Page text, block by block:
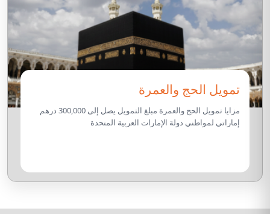
تمويل الحج والعمرة
مزايا تمويل الحج والعمرة مبلغ التمويل يصل إلى 300,000 درهم
إماراتي لمواطني دولة الإمارات العربية المتحدة